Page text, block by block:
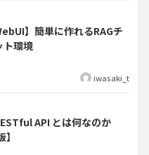
】簡単に作れるRAGチ
ト環境
iwasaki_t
API とは何なのか